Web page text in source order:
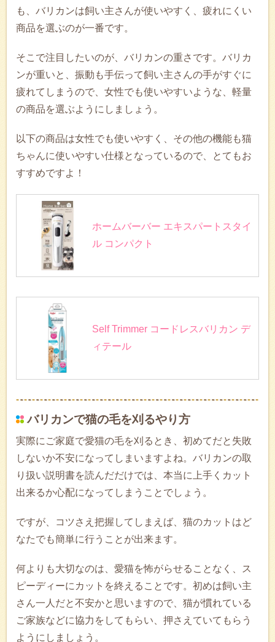
も、バリカンは飼い主さんが使いやすく、疲れにくい
商品を選ぶのが一番です。
そこで注目したいのが、バリカンの重さです。バリカ
ンが重いと、振動も手伝って飼い主さんの手がすぐに
疲れてしまうので、女性でも使いやすいような、軽量
の商品を選ぶようにしましょう。
以下の商品は女性でも使いやすく、その他の機能も猫
ちゃんに使いやすい仕様となっているので、とてもお
すすめですよ！
ホームバーバー エキスパートスタイ
ル コンパクト
Self Trimmer コードレスバリカン デ
ィテール
バリカンで猫の毛を刈るやり方
実際にご家庭で愛猫の毛を刈るとき、初めてだと失敗
しないか不安になってしまいますよね。バリカンの取
り扱い説明書を読んだだけでは、本当に上手くカット
出来るか心配になってしまうことでしょう。
ですが、コツさえ把握してしまえば、猫のカットはど
なたでも簡単に行うことが出来ます。
何よりも大切なのは、愛猫を怖がらせることなく、ス
ピーディーにカットを終えることです。初めは飼い主
さん一人だと不安かと思いますので、猫が慣れている
ご家族などに協力をしてもらい、押さえていてもらう
ようにしましょう。